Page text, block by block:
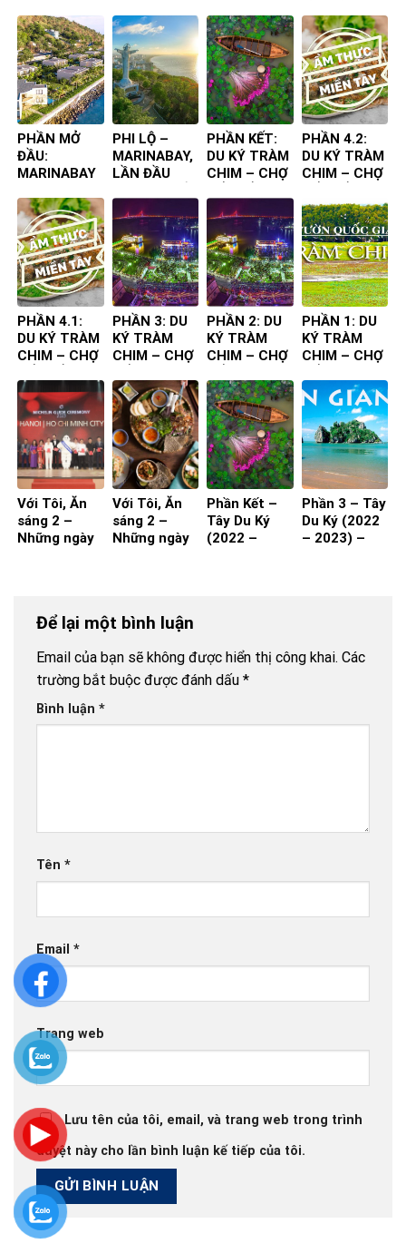
ta đến
TIÊN TA ĐẾN
PHẦN MỞ
ĐẦU:
MARINABAY
LẦN ĐẦU
TIÊN TA ĐẾN
PHI LỘ –
MARINABAY,
LẦN ĐẦU
PHẦN KẾT:
DU KÝ TRÀM
CHIM – CHỢ
THỰC
CHUYẾN ĐI
PHẦN 4.2:
DU KÝ TRÀM
CHIM – CHỢ
THỰC
CHUYẾN ĐI
PHẦN 4.1:
DU KÝ TRÀM
CHIM – CHỢ
THỰC
CHUYẾN ĐI
PHẦN 3: DU
KÝ TRÀM
CHIM – CHỢ
PHẦN 2: DU
KÝ TRÀM
CHIM – CHỢ
PHẦN 1: DU
KÝ TRÀM
CHIM – CHỢ
Với Tôi, Ăn
sáng 2 –
Những ngày
Với Tôi, Ăn
sáng 2 –
Những ngày
Phần Kết –
Tây Du Ký
(2022 –
Phần 3 – Tây
Du Ký (2022
– 2023) –
Để lại một bình luận
Email của bạn sẽ không được hiển thị công khai. Các
trường bắt buộc được đánh dấu *
Bình luận *
Tên *
Email *
Trang web
Lưu tên của tôi, email, và trang web trong trình
duyệt này cho lần bình luận kế tiếp của tôi.